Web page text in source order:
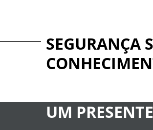
SEGURANÇA
UM